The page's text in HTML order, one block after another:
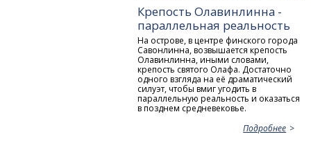
Крепость Олавинлинна -
параллельная реальность
На острове, в центре финского города
Савонлинна, возвышается крепость
Олавинлинна, иными словами,
крепость святого Олафа. Достаточно
одного взгляда на её драматический
силуэт, чтобы вмиг угодить в
параллельную реальность и оказаться
в позднем средневековье.
Подробнее